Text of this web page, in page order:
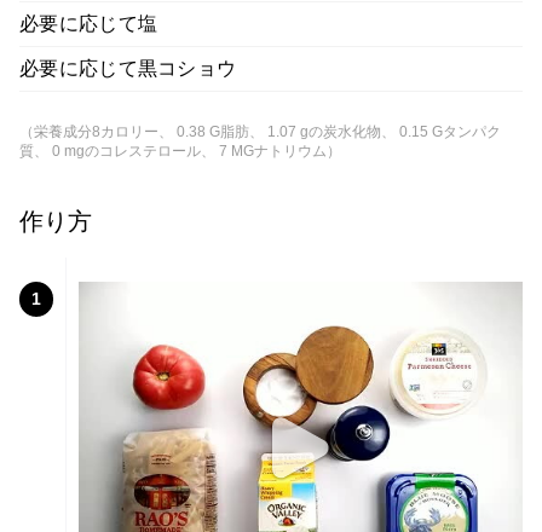
必要に応じて塩
必要に応じて黒コショウ
（栄養成分8カロリー、 0.38 G脂肪、 1.07 gの炭水化物、 0.15 Gタンパク
質、 0 mgのコレステロール、 7 MGナトリウム）
作り方
1